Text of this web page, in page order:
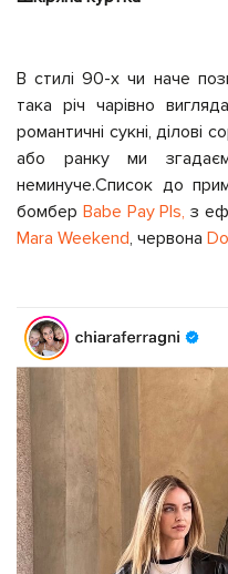
В стилі 90-х чи наче
така річ чарівно
романтичні сукні,
або ранку ми
неминуче.Список до
бомбер Babe Pay Pls, з
Mara Weekend, червона